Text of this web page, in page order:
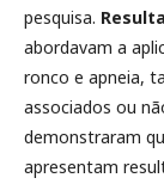
pesquisa.
abordavam a
ronco e apneia,
associados ou
demonstraram
apresentam